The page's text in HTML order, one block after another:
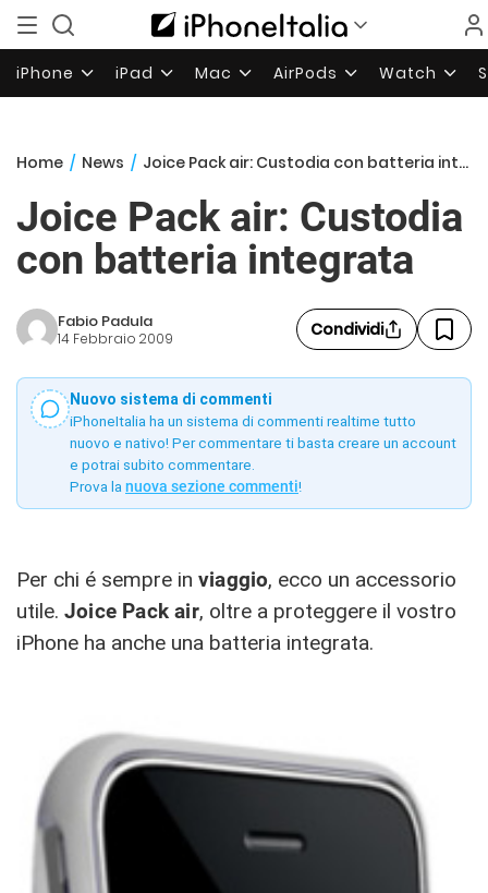
iPhone iPad Mac AirPods Watch
Home / News / Joice Pack air: Custodia con batteria integrata
Joice Pack air: Custodia
con batteria integrata
Fabio Padula
14 Febbraio 2009 Condividi
Nuovo sistema di commenti
iPhoneItalia ha un sistema di commenti realtime tutto
nuovo e nativo! Per commentare ti basta creare un account
e potrai subito commentare.
Prova la nuova sezione commenti!
Per chi é sempre in viaggio, ecco un accessorio
utile. Joice Pack air, oltre a proteggere il vostro
iPhone ha anche una batteria integrata.